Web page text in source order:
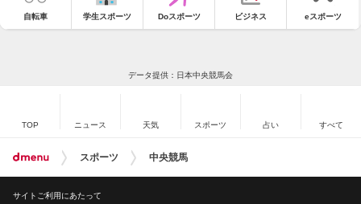
自転車 学生スポーツ Doスポーツ ビジネス eスポーツ
データ提供：日本中央競馬会
TOP ニュース 天気 スポーツ 占い すべて
スポーツ 中央競馬
サイトご利用にあたって